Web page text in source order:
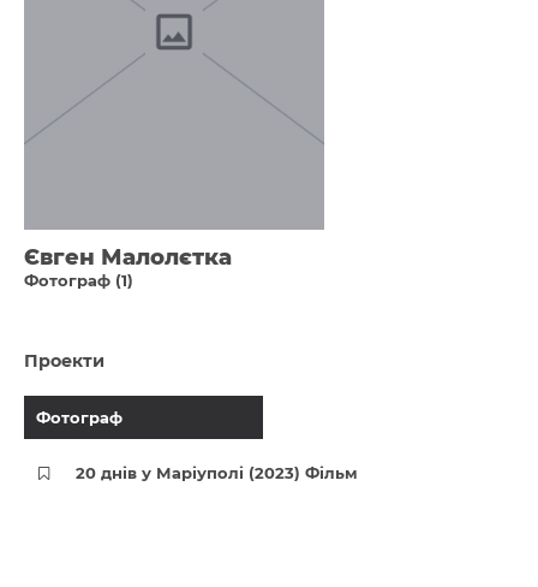
Євген Малолєтка
Фотограф (1)
Проекти
Фотограф
20 днів у Маріуполі (2023) Фільм